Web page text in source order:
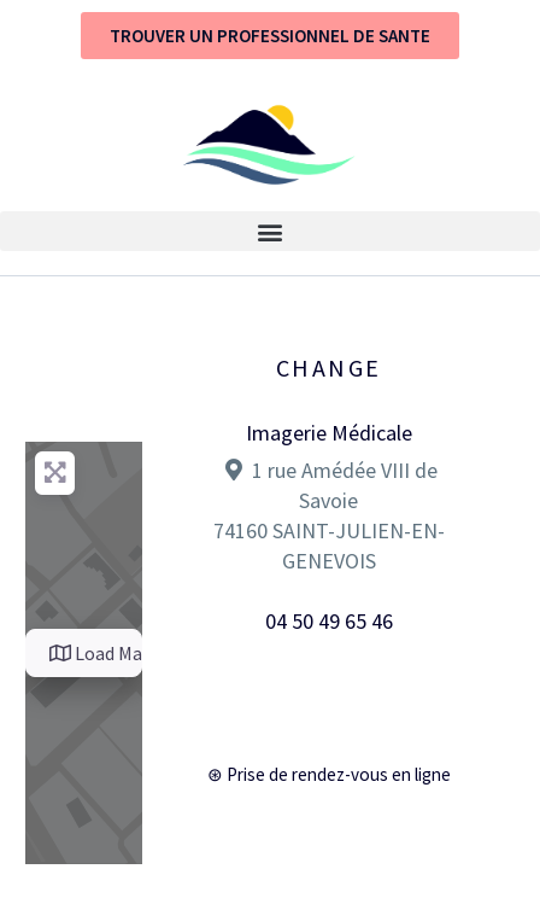
TROUVER UN PROFESSIONNEL DE SANTE
Load Map
CHANGE
Imagerie Médicale
1 rue Amédée VIII de
Savoie
74160SAINT-JULIEN-EN-
GENEVOIS
04 50 49 65 46
⊛ Prise de rendez-vous en ligne